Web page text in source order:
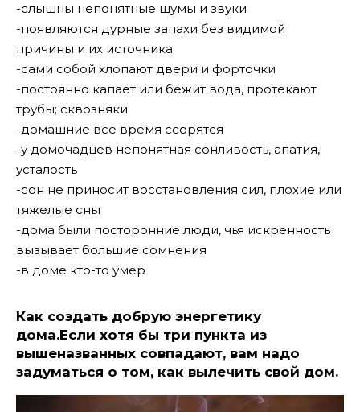
-слышны непонятные шумы и звуки
-появляются дурные запахи без видимой
причины и их источника
-сами собой хлопают двери и форточки
-постоянно капает или бежит вода, протекают
трубы; сквозняки
-домашние все время ссорятся
-у домочадцев непонятная сонливость, апатия,
усталость
-сон не приносит восстановления сил, плохие или
тяжелые сны
-дома были посторонние люди, чья искренность
вызывает большие сомнения
-в доме кто-то умер
Как создать добрую энергетику
дома.Если хотя бы три пункта из
вышеназванных совпадают, вам надо
задуматься о том, как вылечить свой дом.